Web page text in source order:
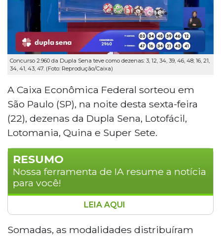
Concurso 2.960 da Dupla Sena teve como dezenas: 3, 12, 34, 39, 46, 48; 16, 21,
34, 41, 43, 47. (Foto: Reprodução/Caixa)
A Caixa Econômica Federal sorteou em
São Paulo (SP), na noite desta sexta-feira
(22), dezenas da Dupla Sena, Lotofácil,
Lotomania, Quina e Super Sete.
RESUMO
Nossa ferramenta de IA resume a notícia
para você!
A Caixa Econômica Federal realizou na noite
desta sexta-feira (22), em São Paulo, os sorteios
LEIA AQUI
Somadas, as modalidades distribuíram